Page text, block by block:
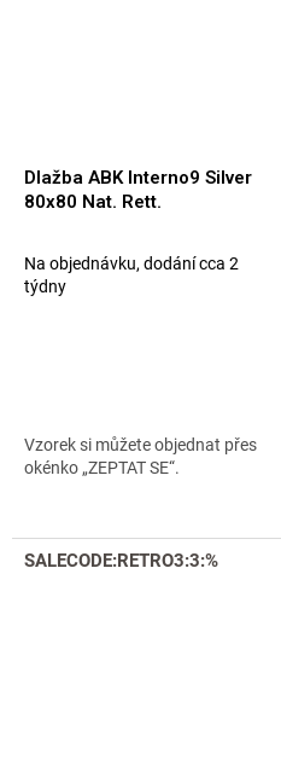
Dlažba ABK Interno9 Silver
80x80 Nat. Rett.
Na objednávku, dodání cca 2
týdny
Vzorek si můžete objednat přes
okénko „ZEPTAT SE“.
SALECODE:RETRO3:3:%